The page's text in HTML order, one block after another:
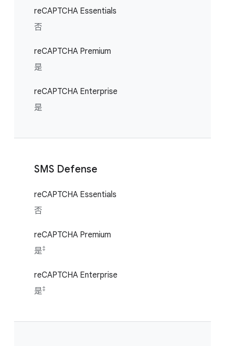
reCAPTCHA Essentials
否
reCAPTCHA Premium
是
reCAPTCHA Enterprise
是
SMS Defense
reCAPTCHA Essentials
否
reCAPTCHA Premium
是‡
reCAPTCHA Enterprise
是‡